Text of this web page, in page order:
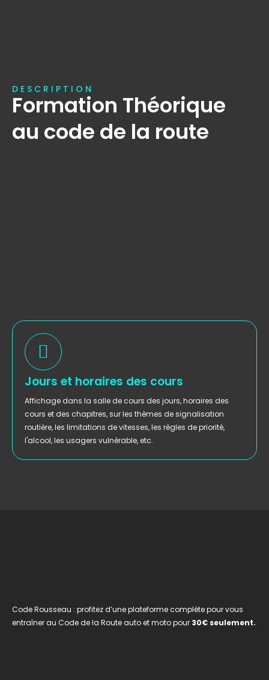
DESCRIPTION
Formation Théorique
au code de la route
Jours et horaires des cours
Affichage dans la salle de cours des jours, horaires des
cours et des chapitres, sur les thèmes de signalisation
routière, les limitations de vitesses, les règles de priorité,
l'alcool, les usagers vulnérable, etc.
Code Rousseau : profitez d’une plateforme complète pour vous
entraîner au Code de la Route auto et moto pour 30€ seulement.